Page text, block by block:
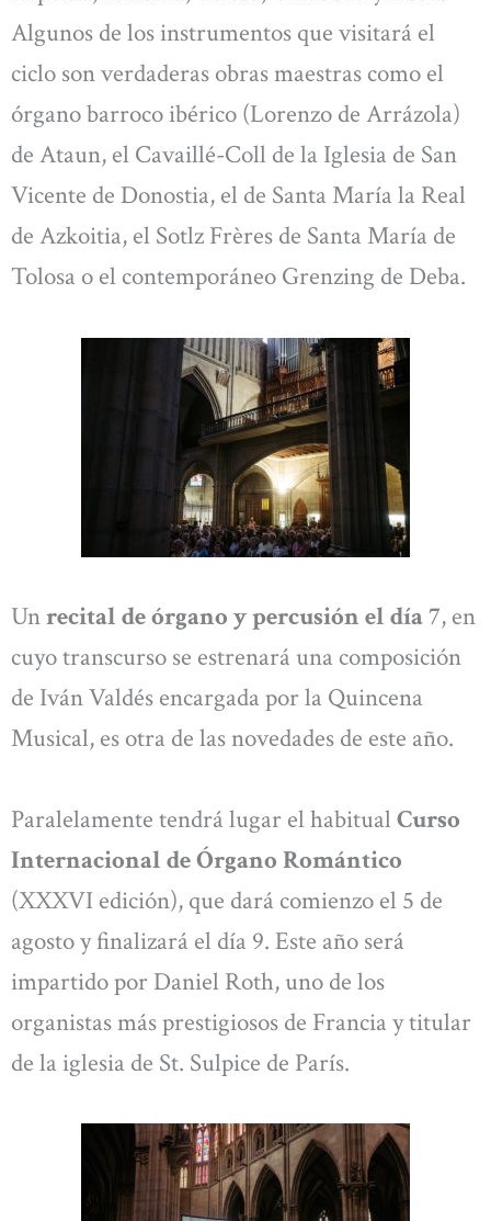
Algunos de los instrumentos que visitará el
ciclo son verdaderas obras maestras como el
órgano barroco ibérico (Lorenzo de Arrázola)
de Ataun, el Cavaillé-Coll de la Iglesia de San
Vicente de Donostia, el de Santa María la Real
de Azkoitia, el Sotlz Frères de Santa María de
Tolosa o el contemporáneo Grenzing de Deba.
Unrecital de órgano y percusión el día 7, en
cuyo transcurso se estrenará una composición
de Iván Valdés encargada por la Quincena
Musical, es otra de las novedades de este año.
Paralelamente tendrá lugar el habitual Curso
Internacional de Órgano Romántico
(XXXVI edición), que dará comienzo el 5 de
agosto y finalizará el día 9. Este año será
impartido por Daniel Roth, uno de los
organistas más prestigiosos de Francia y titular
de la iglesia de St. Sulpice de París.